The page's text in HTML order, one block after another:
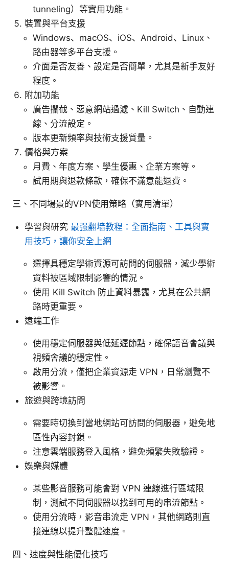
tunneling）等實用功能。
裝置與平台支援
Windows、macOS、iOS、Android、Linux、
路由器等多平台支援。
介面是否友善、設定是否簡單，尤其是新手友好
程度。
附加功能
廣告攔截、惡意網站過濾、Kill Switch、自動連
線、分流設定。
版本更新頻率與技術支援質量。
價格與方案
月費、年度方案、學生優惠、企業方案等。
試用期與退款條款，確保不滿意能退費。
三、不同場景的VPN使用策略（實用清單）
學習與研究 最强翻墙教程：全面指南、工具與實
用技巧，讓你安全上網
選擇具穩定學術資源可訪問的伺服器，減少學術
資料被區域限制影響的情況。
使用 Kill Switch 防止資料暴露，尤其在公共網
路時更重要。
遠端工作
使用穩定伺服器與低延遲節點，確保語音會議與
視頻會議的穩定性。
啟用分流，僅把企業資源走 VPN，日常瀏覽不
被影響。
旅遊與跨境訪問
需要時切換到當地網站可訪問的伺服器，避免地
區性內容封鎖。
注意雲端服務登入風格，避免頻繁失敗驗證。
娛樂與媒體
某些影音服務可能會對 VPN 連線進行區域限
制，測試不同伺服器以找到可用的串流節點。
使用分流時，影音串流走 VPN，其他網路則直
接連線以提升整體速度。
四、速度與性能優化技巧